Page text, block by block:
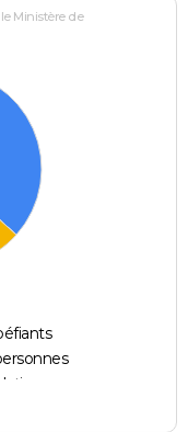
Ministère de